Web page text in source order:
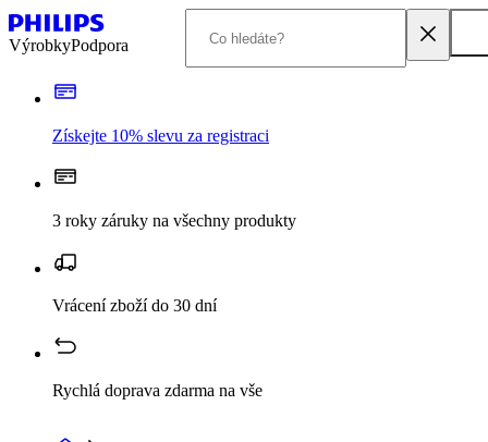
VýrobkyPodpora
Získejte 10% slevu za registraci
3 roky záruky na všechny produkty
Vrácení zboží do 30 dní
Rychlá doprava zdarma na vše